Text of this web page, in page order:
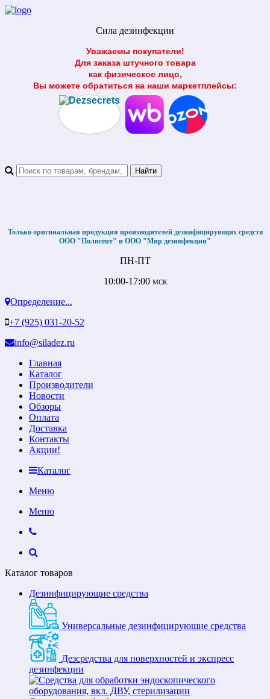
Сила дезинфекции
Уважаемы покупатели!
Для заказа штучного товара
как физическое лицо,
Вы можете обратиться на наши маркетплейсы:
Только оригинальная продукция производителей дезинфицирующих средств
ООО "Полисепт" и ООО "Мир дезинфекции"
ПН-ПТ
10:00-17:00 МСК
Определение...
+7 (925) 031-20-52
info@siladez.ru
Главная
Каталог
Производители
Новости
Обзоры
Оплата
Доставка
Контакты
Акции!
Каталог
Меню
Меню
Каталог товаров
Дезинфицирующие средства
Универсальные дезинфицирующие средства
Дезсредства для поверхностей и экспресс
дезинфекции